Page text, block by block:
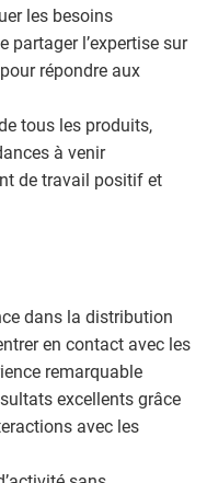
les besoins
partager l’expertise sur
répondre aux
tous les produits,
à venir
de travail positif et
dans la distribution
en contact avec les
remarquable
excellents grâce
avec les